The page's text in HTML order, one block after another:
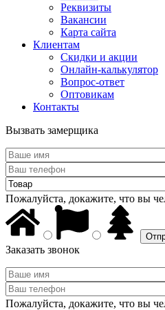
Реквизиты
Вакансии
Карта сайта
Клиентам
Скидки и акции
Онлайн-калькулятор
Вопрос-ответ
Оптовикам
Контакты
Вызвать замерщика
Пожалуйста, докажите, что вы
Заказать звонок
Пожалуйста, докажите, что вы